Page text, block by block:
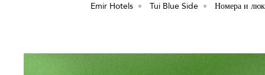
Emir Hotels Tui Blue Side Номера и